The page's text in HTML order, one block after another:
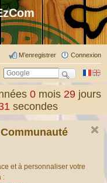
Connexion
M’enregistrer
0 mois29 jours
secondes
et à personnaliser votre
: